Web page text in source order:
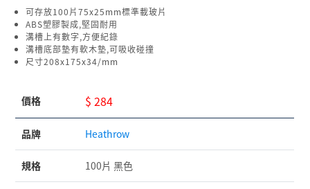
可存放100片75x25mm標準載玻片
ABS塑膠製成,堅固耐用
溝槽上有數字,方便紀錄
溝槽底部墊有軟木墊,可吸收碰撞
尺寸208x175x34/mm
價格 $ 284
品牌 Heathrow
規格 100片 黑色